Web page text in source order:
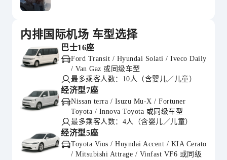
内排国际机场 车型选择
巴士16座
Ford Transit / Hyundai Solati / Iveco Daily
/ Van Gaz 或同级车型
最多乘客人数：10人（含婴儿／儿童）
经济型7座
Nissan terra / Isuzu Mu-X / Fortuner
Toyota / Innova Toyota 或同级车型
最多乘客人数：4人（含婴儿／儿童）
经济型5座
Toyota Vios / Huyndai Accent / KIA Cerato
/ Mitsubishi Attrage / Vinfast VF6 或同级